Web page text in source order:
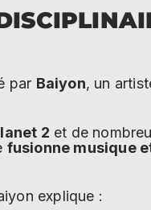
par Baiyon, un
2 et de
fusionne musique
explique :